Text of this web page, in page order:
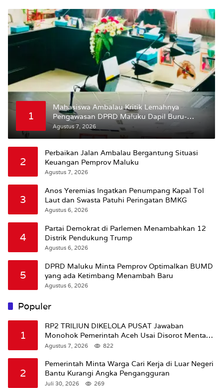
1
Mahasiswa Ambalau Kritik Lemahnya
Pengawasan DPRD Maluku Dapil Buru-
Bursel Terhadap Proses Perubahan Status
Agustus 7, 2026
2
Perbaikan Jalan Ambalau Bergantung Situasi
Keuangan Pemprov Maluku
Agustus 7, 2026
3
Anos Yeremias Ingatkan Penumpang Kapal Tol
Laut dan Swasta Patuhi Peringatan BMKG
Agustus 6, 2026
4
Partai Demokrat di Parlemen Menambahkan 12
Distrik Pendukung Trump
Agustus 6, 2026
5
DPRD Maluku Minta Pemprov Optimalkan BUMD
yang ada Ketimbang Menambah Baru
Agustus 6, 2026
Populer
1
RP2 TRILIUN DIKELOLA PUSAT Jawaban
Monohok Pemerintah Aceh Usai Disorot Mentan
Amran Soal Dana Pertanian
Agustus 7, 2026 822
2
Pemerintah Minta Warga Cari Kerja di Luar Negeri
Bantu Kurangi Angka Pengangguran
Juli 30, 2026 269